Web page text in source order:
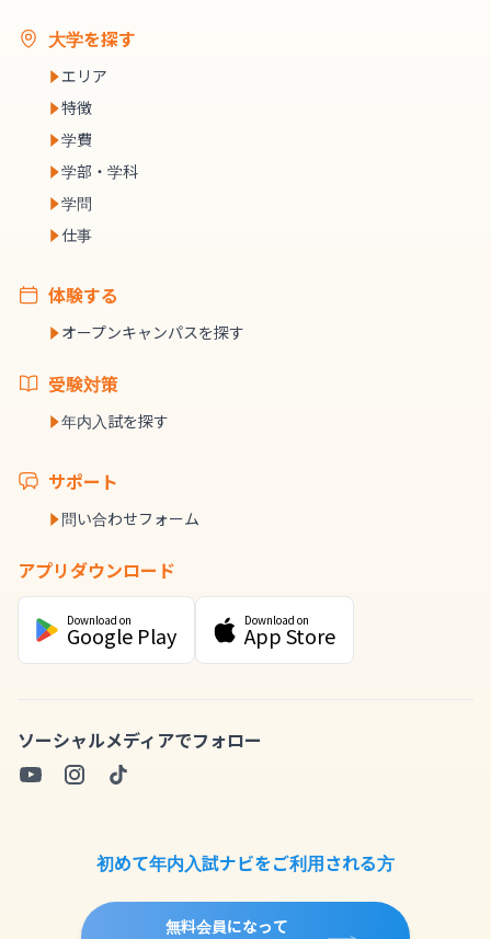
大学を探す
エリア
特徴
学費
学部・学科
学問
仕事
体験する
オープンキャンパスを探す
受験対策
年内入試を探す
サポート
問い合わせフォーム
アプリダウンロード
Download on
Google Play
Download on
App Store
ソーシャルメディアでフォロー
初めて年内入試ナビをご利用される方
無料会員になって